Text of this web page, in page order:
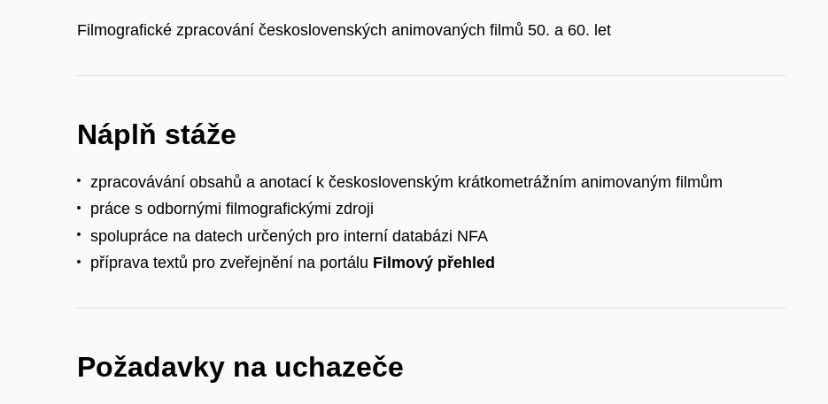
Filmografické zpracování československých animovaných filmů 50. a 60. let
Náplň stáže
zpracovávání obsahů a anotací k československým krátkometrážním animovaným filmům
práce s odbornými filmografickými zdroji
spolupráce na datech určených pro interní databázi NFA
příprava textů pro zveřejnění na portálu Filmový přehled
Požadavky na uchazeče